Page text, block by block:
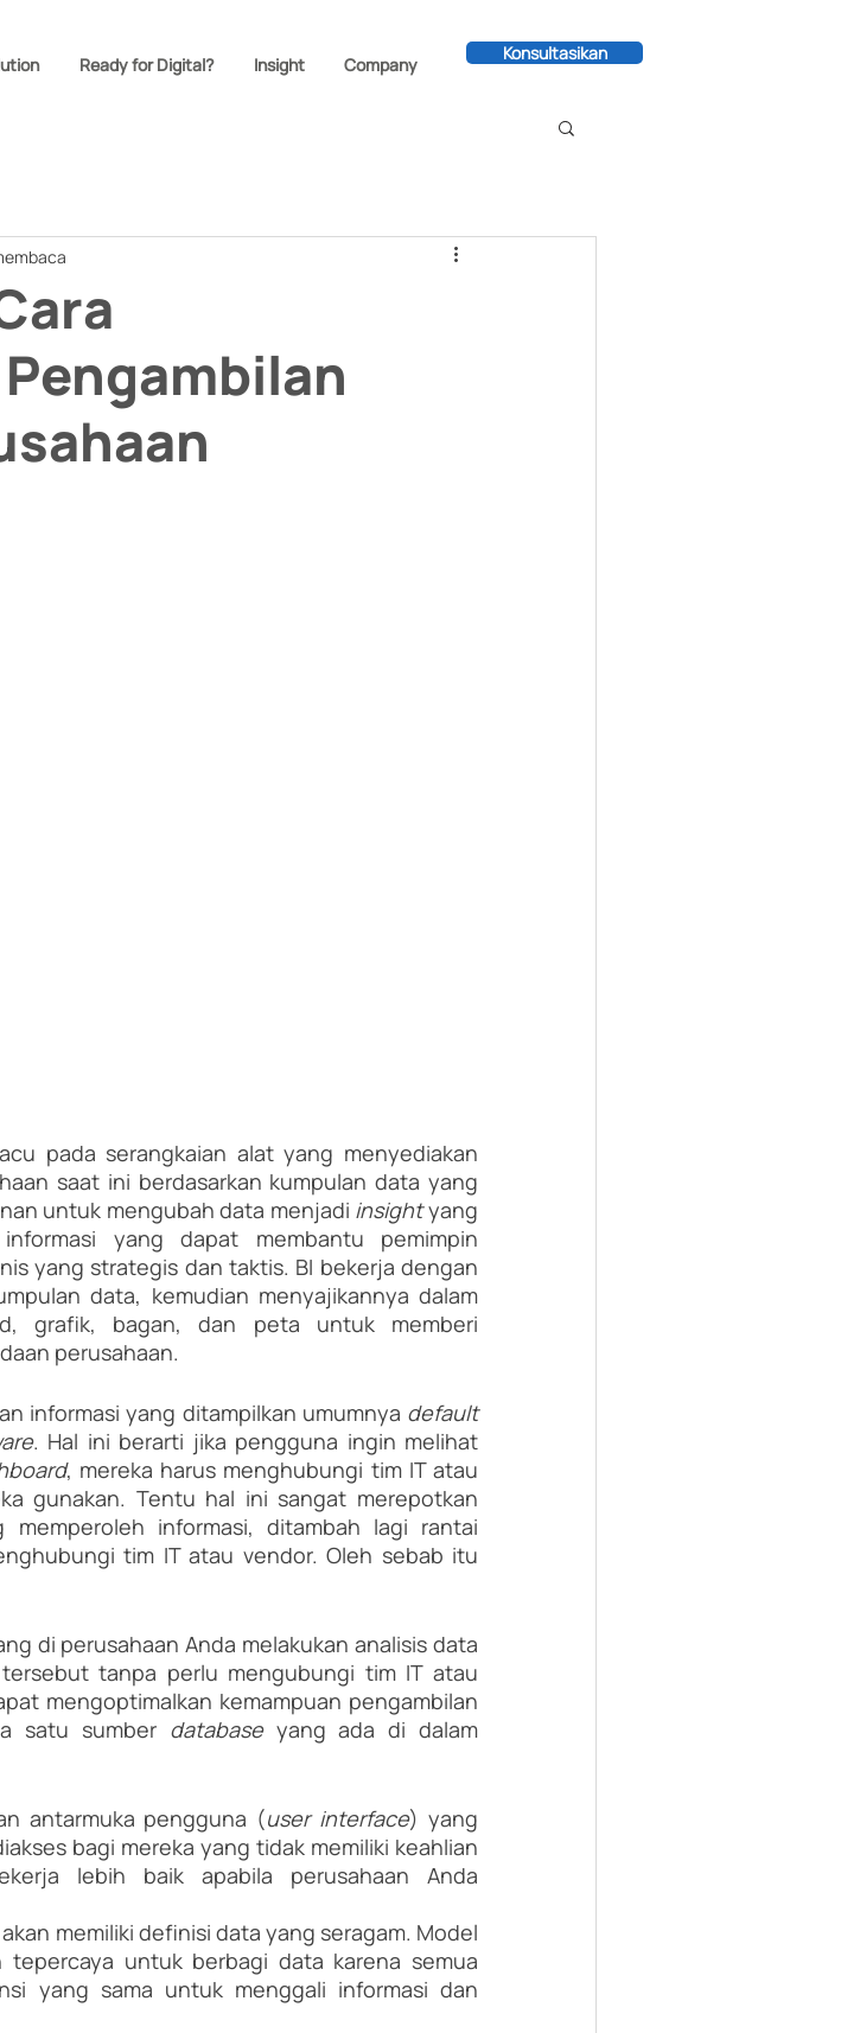
Ready for Digital? Insight Company
Konsultasikan
pada serangkaian alat yang menyediakan
saat ini berdasarkan kumpulan data yang
untuk mengubah data menjadi insight yang
yang dapat membantu pemimpin
yang strategis dan taktis. BI bekerja dengan
data, kemudian menyajikannya dalam
grafik, bagan, dan peta untuk memberi
perusahaan.
informasi yang ditampilkan umumnya
default
. Hal ini berarti jika pengguna ingin melihat
, mereka harus menghubungi tim IT atau
gunakan. Tentu hal ini sangat merepotkan
informasi, ditambah lagi rantai
tim IT atau vendor. Oleh sebab itu
di perusahaan Anda melakukan analisis data
tanpa perlu mengubungi tim IT atau
mengoptimalkan kemampuan pengambilan
satu sumber database
antarmuka pengguna (user interface) yang
bagi mereka yang tidak memiliki keahlian
lebih baik apabila perusahaan Anda
memiliki definisi data yang seragam. Model
untuk berbagi data karena semua
yang sama untuk menggali informasi dan